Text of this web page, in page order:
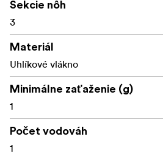
1x zemné rozpery
Sekcie nôh
3
Materiál
Uhlíkové vlákno
Minimálne zaťaženie (g)
1
Počet vodováh
1